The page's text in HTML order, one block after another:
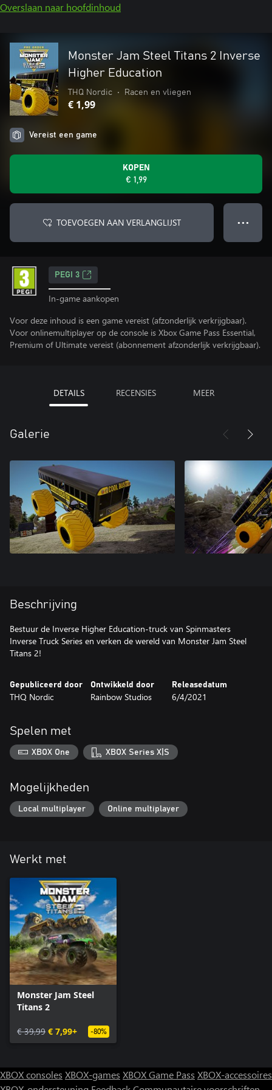
Overslaan naar hoofdinhoud
Monster Jam Steel Titans 2 Inverse
Higher Education
THQ Nordic • Racen en vliegen
€ 1,99
Vereist een game
KOPEN
€ 1,99
TOEVOEGEN AAN VERLANGLIJST ● ● ●
PEGI 3
In-game aankopen
Voor deze inhoud is een game vereist (afzonderlijk verkrijgbaar).
Voor onlinemultiplayer op de console is Xbox Game Pass Essential,
Premium of Ultimate vereist (abonnement afzonderlijk verkrijgbaar).
DETAILS RECENSIES MEER
Galerie
Beschrijving
Bestuur de Inverse Higher Education-truck van Spinmasters
Inverse Truck Series en verken de wereld van Monster Jam Steel
Titans 2!
Gepubliceerd door
THQ Nordic
Ontwikkeld door
Rainbow Studios
Releasedatum
6/4/2021
Spelen met
XBOX One XBOX Series X|S
Mogelijkheden
Local multiplayer Online multiplayer
Werkt met
Monster Jam Steel
Titans 2
€ 39,99 € 7,99+ -80%
XBOX consoles XBOX-games XBOX Game Pass XBOX-accessoires